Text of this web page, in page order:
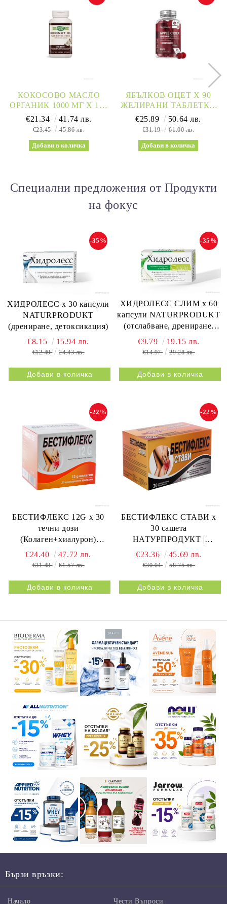
КОКОСОВО МАСЛО
ОРГАНИК 1000 МГ Х 120
СОФТГЕЛ КАПСУЛИ
NATURE’S WAY |
MCTS
€21.34 41.74 лв.
€23.45 45.86 лв.
ЯБЪЛКОВ ОЦЕТ Х 90
ЖЕЛИРАНИ ТАБЛЕТКИ
ЗА РЕДУКЦИЯ НА
ТЕГЛОТО WEIGHT
VINEGAR
€25.89 50.64 лв.
€31.19 61.00 лв.
Специални предложения от Продукти
на фокус
ХИДРОЛЕСС х 30 капсули
NATURPRODUKT
(дрениране, детоксикация)
-35%
€8.15 15.94 лв.
€12.49 24.43 лв.
ХИДРОЛЕСС СЛИМ х 60
капсули NATURPRODUKT
(отслабване, дрениране,
метаболизъм)
-35%
€9.79 19.15 лв.
€14.97 29.28 лв.
БЕСТИФЛЕКС 12G х 30
течни дози
(Колаген+хиалурон)
НАТУРПРОДУКТ |
BESTIFLEX 12G 30s
-22%
€24.40 47.72 лв.
€31.48 61.57 лв.
БЕСТИФЛЕКС СТАВИ х
30 сашета
НАТУРПРОДУКТ |
BESTIFLEX JOINTS 30s
NATURPRODUKT
-22%
€23.36 45.69 лв.
€30.04 58.75 лв.
Бързи връзки:
Начало Чести Въпроси